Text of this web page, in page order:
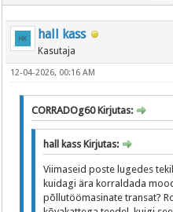
hall kass
Kasutaja
12-04-2026, 00:16 AM
CORRADOg60 Kirjutas:
hall kass Kirjutas:
Viimaseid poste lugedes
kuidagi ära korraldada
põllutöömasinate transat?